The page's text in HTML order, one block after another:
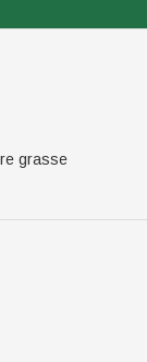
grasse